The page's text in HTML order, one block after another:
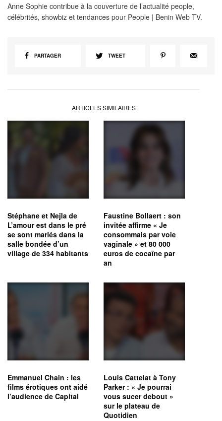
Anne Sophie contribue à la couverture de l’actualité people,
célébrités, showbiz et tendances pour People | Benin Web TV.
PARTAGER TWEET
ARTICLES SIMILAIRES
Stéphane et Nejla de
L’amour est dans le pré
se sont mariés dans la
salle bondée d’un
village de 334 habitants
Faustine Bollaert : son
invitée affirme « Je
consommais par voie
vaginale » et 80 000
euros de cocaïne par
an
Emmanuel Chain : les
films érotiques ont aidé
l’audience de Capital
Louis Cattelat à Tony
Parker : « Je pourrai
vous sucer debout »
sur le plateau de
Quotidien